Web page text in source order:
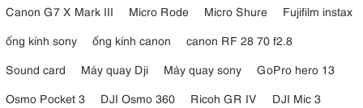
Canon G7 X Mark III
Micro Rode Micro Shure
Fujifilm instax
ống kính sony
ống kính canon
canon RF 28 70 f2.8
Sound card
Máy quay Dji Máy quay sony
GoPro hero 13
Osmo Pocket 3
DJI Osmo 360 Ricoh GR IV
DJI Mic 3